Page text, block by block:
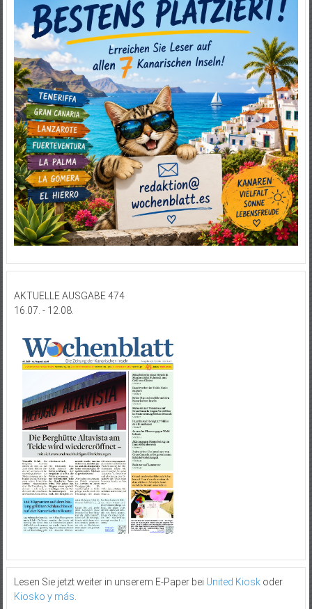
AKTUELLE AUSGABE 474
16.07. - 12.08.
Lesen Sie jetzt weiter in unserem E-Paper bei United Kioskoder
Kiosko y más.